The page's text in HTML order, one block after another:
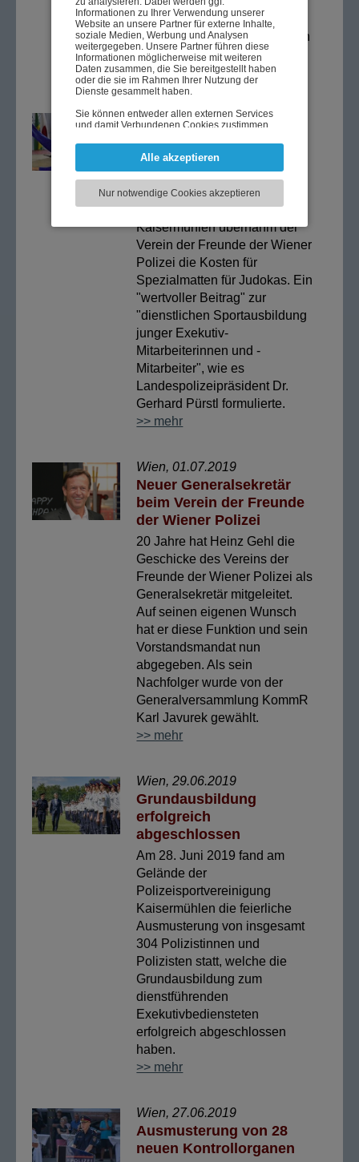
Informationen zu Ihrer Verwendung unserer
Website an unsere Partner für externe Inhalte,
soziale Medien, Werbung und Analysen
weitergegeben. Unsere Partner führen diese
Informationen möglicherweise mit weiteren
Daten zusammen, die Sie bereitgestellt haben
oder die sie im Rahmen Ihrer Nutzung der
Dienste gesammelt haben.
Sie können entweder allen externen Services
und damit Verbundenen Cookies zustimmen,
Funktionsweise der Website zwingend
notwendig sind. Beachten Sie, dass bei der
Wahl der zweiten Möglichkeit ggf. nicht alle
Inhalte angezeigt werden können.
Alle akzeptieren
Nur notwendige Cookies akzeptieren
Marschblöcken: Der Anlass
war die Feier des 150-jährigen
Jubiläums der Wiener Polizei.
>> mehr
Wien, 05.09.2019
Für die neue Mehrzweck-
Kampfsporthalle auf dem
Gelände des
Dienstsportzentrums
Kaisermühlen übernahm der
Verein der Freunde der Wiener
Polizei die Kosten für
Spezialmatten für Judokas. Ein
"wertvoller Beitrag" zur
"dienstlichen Sportausbildung
junger Exekutiv-
Mitarbeiterinnen und -
Mitarbeiter", wie es
Landespolizeipräsident Dr.
Gerhard Pürstl formulierte.
>> mehr
Wien, 01.07.2019
Neuer Generalsekretär
beim Verein der Freunde
der Wiener Polizei
20 Jahre hat Heinz Gehl die
Geschicke des Vereins der
Freunde der Wiener Polizei als
Generalsekretär mitgeleitet.
Auf seinen eigenen Wunsch
hat er diese Funktion und sein
Vorstandsmandat nun
abgegeben. Als sein
Nachfolger wurde von der
Generalversammlung KommR
Karl Javurek gewählt.
>> mehr
Wien, 29.06.2019
Grundausbildung
erfolgreich
abgeschlossen
Am 28. Juni 2019 fand am
Gelände der
Polizeisportvereinigung
Kaisermühlen die feierliche
Ausmusterung von insgesamt
304 Polizistinnen und
Polizisten statt, welche die
Grundausbildung zum
dienstführenden
Exekutivbediensteten
erfolgreich abgeschlossen
haben.
>> mehr
Wien, 27.06.2019
Ausmusterung von 28
neuen Kontrollorganen